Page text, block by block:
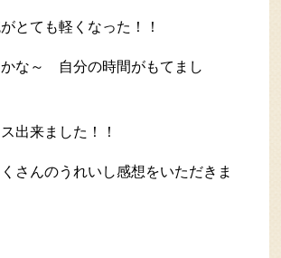
とても軽くなった！！
な～ 自分の時間がもてまし
出来ました！！
さんのうれいし感想をいただきま